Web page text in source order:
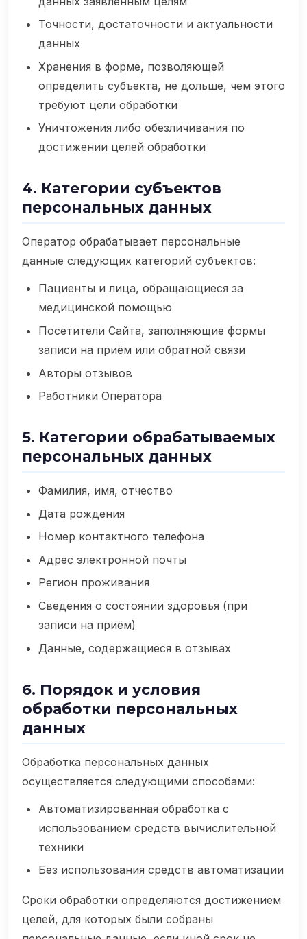
Точности, достаточности и актуальности
данных
Хранения в форме, позволяющей
определить субъекта, не дольше, чем этого
требуют цели обработки
Уничтожения либо обезличивания по
достижении целей обработки
4. Категории субъектов
персональных данных
Оператор обрабатывает персональные
данные следующих категорий субъектов:
Пациенты и лица, обращающиеся за
медицинской помощью
Посетители Сайта, заполняющие формы
записи на приём или обратной связи
Авторы отзывов
Работники Оператора
5. Категории обрабатываемых
персональных данных
Фамилия, имя, отчество
Дата рождения
Номер контактного телефона
Адрес электронной почты
Регион проживания
Сведения о состоянии здоровья (при
записи на приём)
Данные, содержащиеся в отзывах
6. Порядок и условия
обработки персональных
данных
Обработка персональных данных
осуществляется следующими способами:
Автоматизированная обработка с
использованием средств вычислительной
техники
Без использования средств автоматизации
Сроки обработки определяются достижением
целей, для которых были собраны